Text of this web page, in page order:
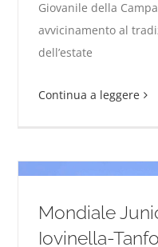
Giovanile della
avvicinamento al
dell’estate
Continua a leggere
Mondiale
Iovinella-